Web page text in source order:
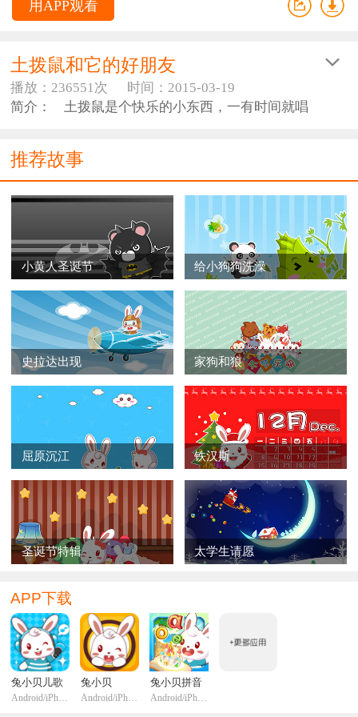
用APP观看
土拨鼠和它的好朋友
播放：236551次
时间：2015-03-19
简介： 土拨鼠是个快乐的小东西，一有时间就唱
小鸟飞过来：“快别唱了，多难听的歌！”
壁虎爬过来：“吱啦啦吱啦啦，烦死人啦！”
小青蛇抬起头来说：“听你唱歌，我简直要发疯了！”
毛猴跳过来，冷不防一下抓住了土拨鼠：“哈哈，让你
讨人厌，这下你可唱不成了！”
土拨鼠被毛猴带到高高树上的一个小阁楼里，它回不
了家呀，
就呜呜地哭起来。毛猴说：“哭吧！天黑了我再放你回
家。”
毛猴说完，笑嘻嘻地跑去
摘野果了。
推荐故事
小黄人圣诞节 给小狗狗洗澡
史拉达出现 家狗和狼
屈原沉江 铁汉斯
圣诞节特辑 太学生请愿
APP下载
兔小贝儿歌
Android/iPhone/iPadi
兔小贝
Android/iPhone/iPadi
兔小贝拼音
Android/iPhone/iPadi